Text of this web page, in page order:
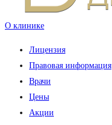
О клинике
Лицензия
Правовая информация
Врачи
Цены
Акции